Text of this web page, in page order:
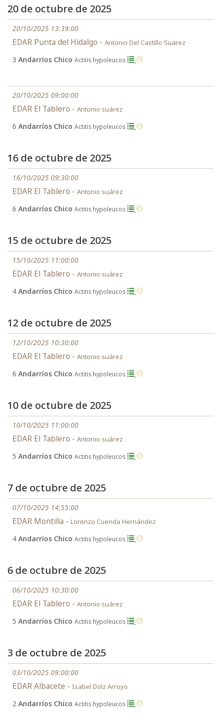
20 de octubre de 2025
20/10/2025 13:39:00
EDAR Punta del Hidalgo - Antonio Del Castillo Suarez
3 Andarríos Chico Actitis hypoleucos
20/10/2025 09:00:00
EDAR El Tablero - Antonio suárez
6 Andarríos Chico Actitis hypoleucos
16 de octubre de 2025
16/10/2025 09:30:00
EDAR El Tablero - Antonio suárez
6 Andarríos Chico Actitis hypoleucos
15 de octubre de 2025
15/10/2025 11:00:00
EDAR El Tablero - Antonio suárez
4 Andarríos Chico Actitis hypoleucos
12 de octubre de 2025
12/10/2025 10:30:00
EDAR El Tablero - Antonio suárez
6 Andarríos Chico Actitis hypoleucos
10 de octubre de 2025
10/10/2025 11:00:00
EDAR El Tablero - Antonio suárez
5 Andarríos Chico Actitis hypoleucos
7 de octubre de 2025
07/10/2025 14:55:00
EDAR Montilla - Lorenzo Cuenda Hernández
4 Andarríos Chico Actitis hypoleucos
6 de octubre de 2025
06/10/2025 10:30:00
EDAR El Tablero - Antonio suárez
5 Andarríos Chico Actitis hypoleucos
3 de octubre de 2025
03/10/2025 09:00:00
EDAR Albacete - Isabel Dolz Arroyo
2 Andarríos Chico Actitis hypoleucos